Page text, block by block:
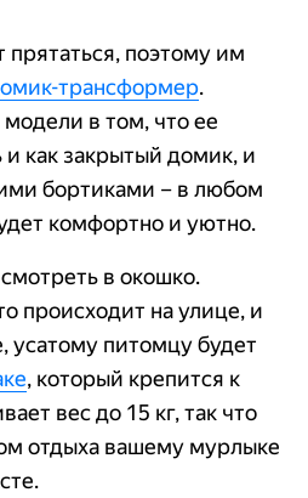
поэтому им
трансформер.
в том, что ее
как закрытый домик, и
бортиками – в любом
комфортно и уютно.
в окошко.
происходит на улице, и
усатому питомцу будет
, который крепится к
вес до 15 кг, так что
отдыха вашему мурлыке